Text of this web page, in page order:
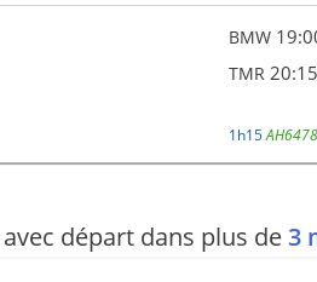
BMW
TMR 20:15
1h15AH6478
départ dans plus de3